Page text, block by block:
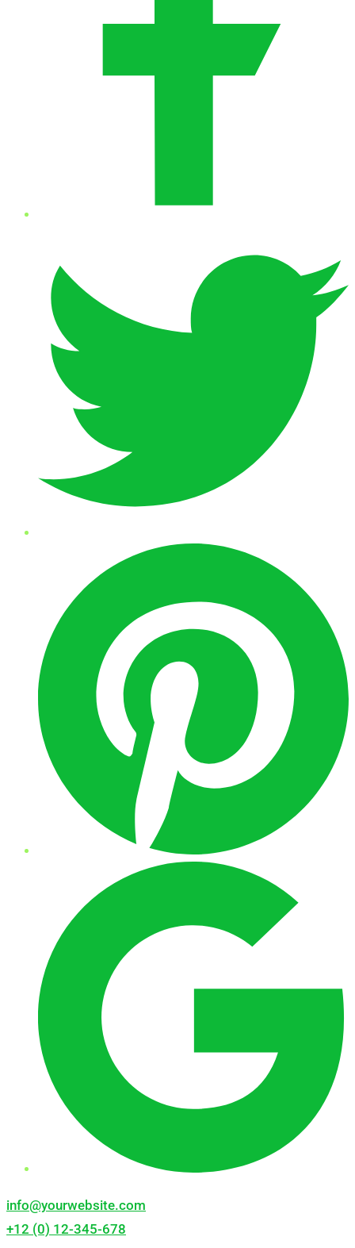
info@yourwebsite.com
+12 (0) 12-345-678